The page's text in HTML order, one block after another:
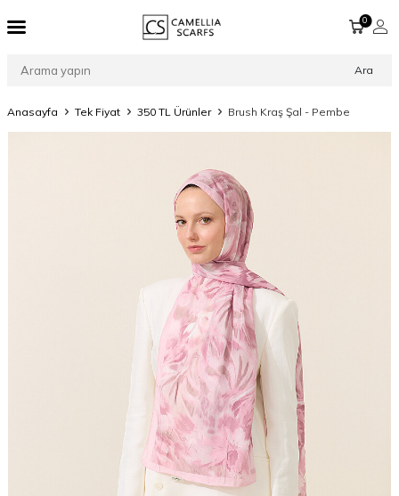
Ara
0
Anasayfa Tek Fiyat 350 TL Ürünler Brush Kraş Şal - Pembe